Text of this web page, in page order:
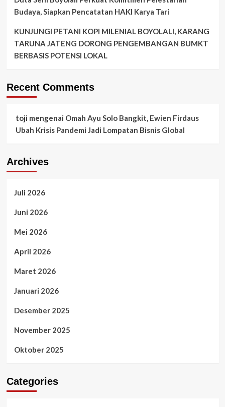
Budaya, Siapkan Pencatatan HAKI Karya Tari
KUNJUNGI PETANI KOPI MILENIAL BOYOLALI, KARANG
TARUNA JATENG DORONG PENGEMBANGAN BUMKT
BERBASIS POTENSI LOKAL
Recent Comments
toji mengenai Omah Ayu Solo Bangkit, Ewien Firdaus
Ubah Krisis Pandemi Jadi Lompatan Bisnis Global
Archives
Juli 2026
Juni 2026
Mei 2026
April 2026
Maret 2026
Januari 2026
Desember 2025
November 2025
Oktober 2025
Categories